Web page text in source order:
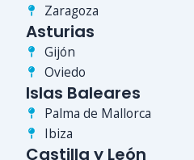
Zaragoza
Asturias
Gijón
Oviedo
Islas Baleares
Palma de Mallorca
Ibiza
Castilla y León